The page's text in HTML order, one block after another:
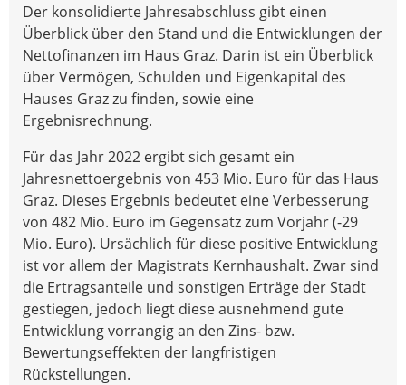
Der konsolidierte Jahresabschluss gibt einen
Überblick über den Stand und die Entwicklungen der
Nettofinanzen im Haus Graz. Darin ist ein Überblick
über Vermögen, Schulden und Eigenkapital des
Hauses Graz zu finden, sowie eine
Ergebnisrechnung.
Für das Jahr 2022 ergibt sich gesamt ein
Jahresnettoergebnis von 453 Mio. Euro für das Haus
Graz. Dieses Ergebnis bedeutet eine Verbesserung
von 482 Mio. Euro im Gegensatz zum Vorjahr (-29
Mio. Euro). Ursächlich für diese positive Entwicklung
ist vor allem der Magistrats Kernhaushalt. Zwar sind
die Ertragsanteile und sonstigen Erträge der Stadt
gestiegen, jedoch liegt diese ausnehmend gute
Entwicklung vorrangig an den Zins- bzw.
Bewertungseffekten der langfristigen
Rückstellungen.